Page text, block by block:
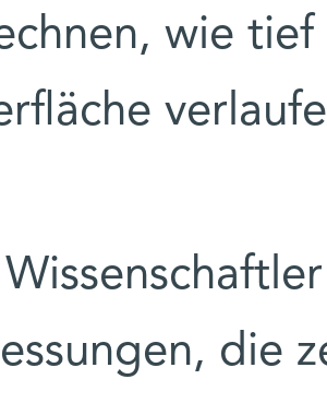
wie
die